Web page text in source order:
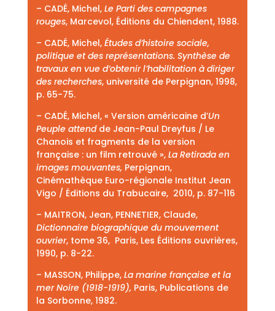
– CADÉ, Michel, Le Parti des campagnes
rouges, Marcevol, Éditions du Chiendent, 1988.
– CADÉ, Michel, Études d’histoire sociale,
politique et des représentations. Synthèse de
travaux en vue d’obtenir l’habilitation à diriger
des recherches, université de Perpignan, 1998,
p. 65-75.
– CADÉ, Michel, « Version américaine d’Un
Peuple attend de Jean-Paul Dreyfus / Le
Chanois et fragments de la version
française : un film retrouvé », La Retirada en
images mouvantes, Perpignan,
Cinémathèque Euro-régionale Institut Jean
Vigo / Éditions du Trabucaire, 2010, p. 87-116
– MAITRON, Jean, PENNETIER, Claude,
Dictionnaire biographique du mouvement
ouvrier, tome 36, Paris, Les Éditions ouvrières,
1990, p. 8-22.
– MASSON, Philippe, La marine française et la
mer Noire (1918-1919), Paris, Publications de
la Sorbonne, 1982.